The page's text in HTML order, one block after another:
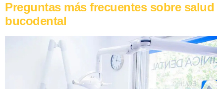
Preguntas más frecuentes sobre salud
bucodental